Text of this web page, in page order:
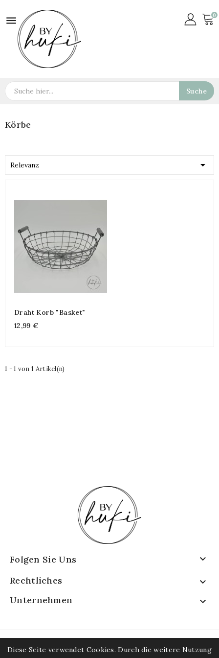
 0
Suche
Körbe
Relevanz 
Draht Korb "Basket"
12,99 €
1 - 1 von 1 Artikel(n)
Folgen Sie Uns 
Rechtliches 
Unternehmen 
Diese Seite verwendet Cookies. Durch die weitere Nutzung
© 2026 - byHuki